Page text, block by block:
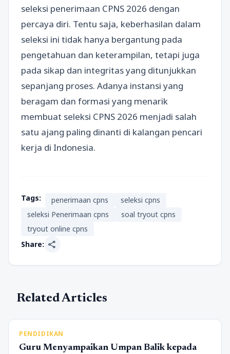
seleksi penerimaan CPNS 2026 dengan
percaya diri. Tentu saja, keberhasilan dalam
seleksi ini tidak hanya bergantung pada
pengetahuan dan keterampilan, tetapi juga
pada sikap dan integritas yang ditunjukkan
sepanjang proses. Adanya instansi yang
beragam dan formasi yang menarik
membuat seleksi CPNS 2026 menjadi salah
satu ajang paling dinanti di kalangan pencari
kerja di Indonesia.
Tags: penerimaan cpns
seleksi cpns
seleksi Penerimaan cpns
soal tryout cpns
tryout online cpns
Share: share
Related Articles
PENDIDIKAN
Guru Menyampaikan Umpan Balik kepada